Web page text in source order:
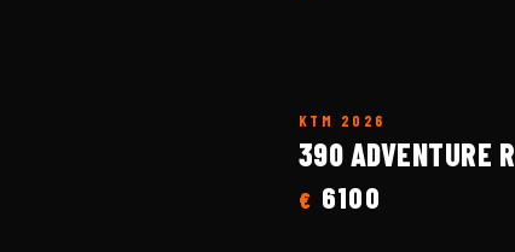
KTM 2026
390 ADVENTURE R
€ 6100